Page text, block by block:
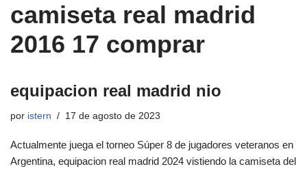
camiseta real madrid
2016 17 comprar
equipacion real madrid nio
por istern 17 de agosto de 2023
Actualmente juega el torneo Súper 8 de jugadores veteranos en
Argentina, equipacion real madrid 2024 vistiendo la camiseta del